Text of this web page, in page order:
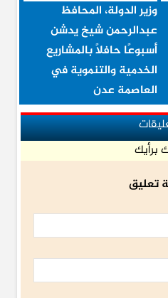
وزير الدولة، المحافظ
عبدالرحمن شيخ يدشن
أسبوعًا حافلاً بالمشاريع
الخدمية والتنموية في
العاصمة عدن
برأيك
تعليق